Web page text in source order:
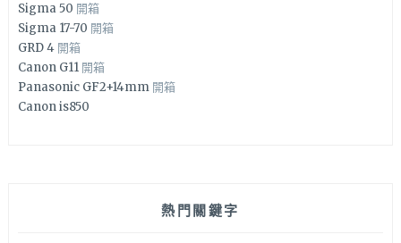
Sigma 50 開箱
Sigma 17-70 開箱
GRD 4 開箱
Canon G11 開箱
Panasonic GF2+14mm 開箱
Canon is850
熱門關鍵字